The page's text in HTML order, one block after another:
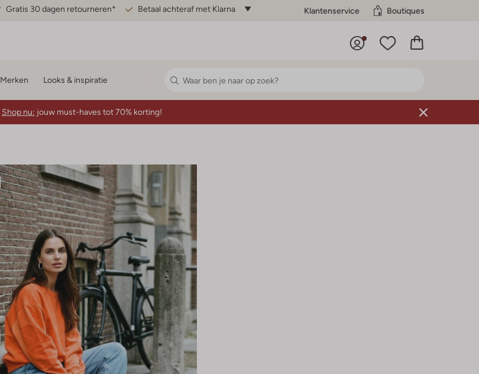
Gratis 30 dagen retourneren* Betaal achteraf met Klarna Klantenservice Boutiques
Merken Looks & inspiratie
Shop nu: jouw must-haves tot 70% korting!